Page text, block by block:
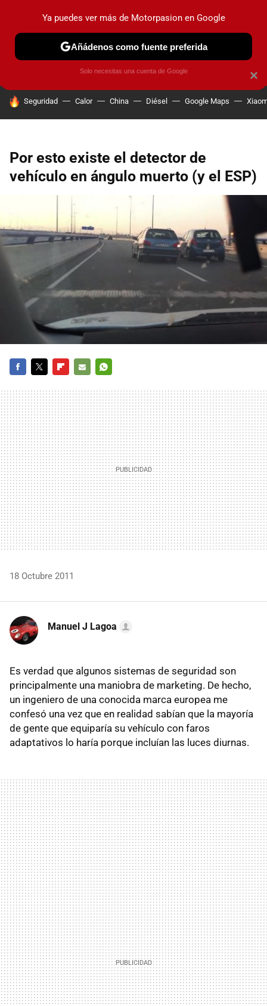
PRUEBAS COCHES ELÉCTRICOS OBSERVATORIO
HOY SE HABLA DE
Seguridad Calor China Diésel Google Maps
Por esto existe el detector de
vehículo en ángulo muerto (y el ESP)
MAIL
18 Octubre 2011
Manuel J Lagoa
Es verdad que algunos sistemas de seguridad son
principalmente una maniobra de marketing. De hecho,
un ingeniero de una conocida marca europea me
confesó una vez que en realidad sabían que la mayoría
de gente que equiparía su vehículo con faros
adaptativos lo haría porque incluían las luces diurnas.
×
Ya puedes ver más de Motorpasion en Google
Añádenos como fuente preferida
Solo necesitas una cuenta de Google